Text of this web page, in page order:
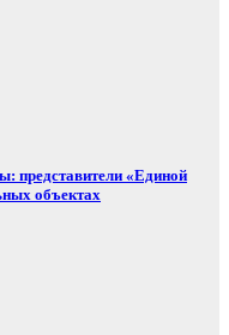
представители «Единой
объектах